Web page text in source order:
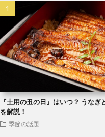
『土用の丑の日』はいつ？ うな
を解説！
季節の話題